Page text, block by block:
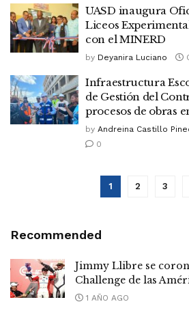
UASD inaugura
Liceos
con el MINERD
by Deyanira Luciano
Infraestructura
de Gestión del
procesos de obras
by Andreina Castillo
0
1 2 3
Recommended
Jimmy Llibre se
Challenge de las
1 AÑO AGO